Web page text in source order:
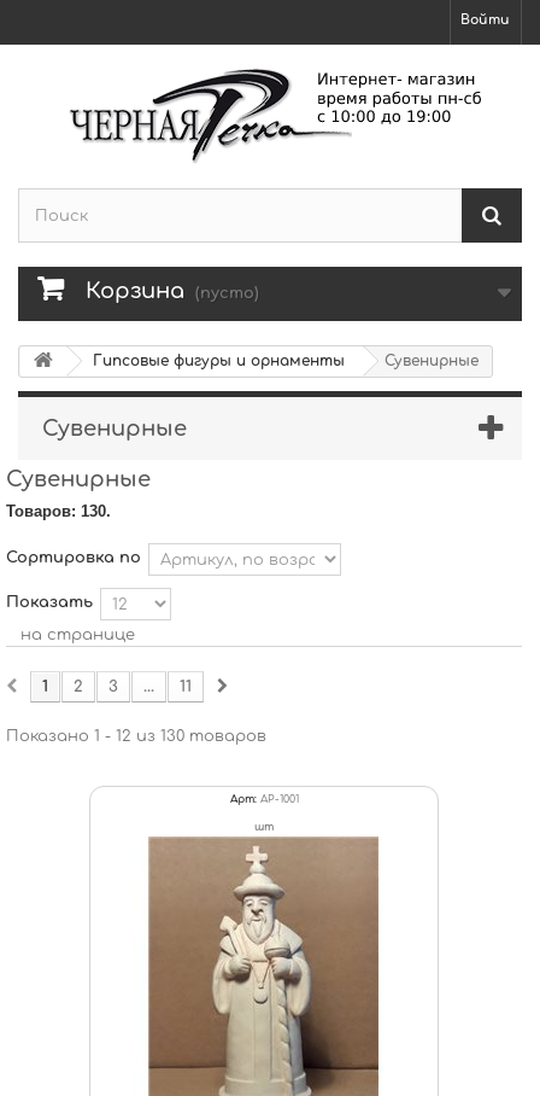
Войти
Корзина (пусто)
Гипсовые фигуры и орнаменты Сувенирные
Сувенирные
Сувенирные
Товаров: 130.
Сортировка по
Показать
на странице
1 2 3 ... 11
Показано 1 - 12 из 130 товаров
Арт: АР-1001
шт